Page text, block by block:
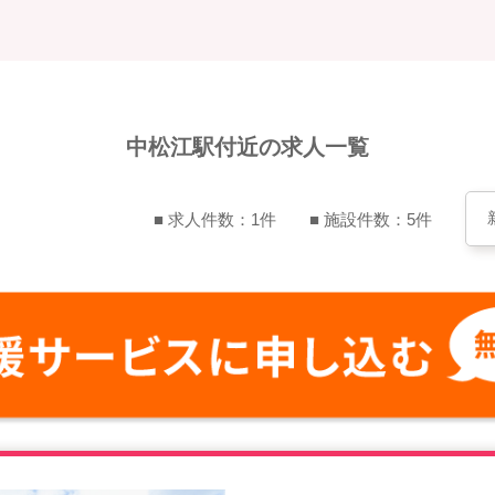
中松江駅付近の求人一覧
■ 求人件数：1件 ■ 施設件数：5件